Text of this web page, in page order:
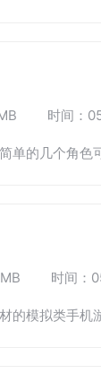
时间：
单的几个角色
时间：
的模拟类手机